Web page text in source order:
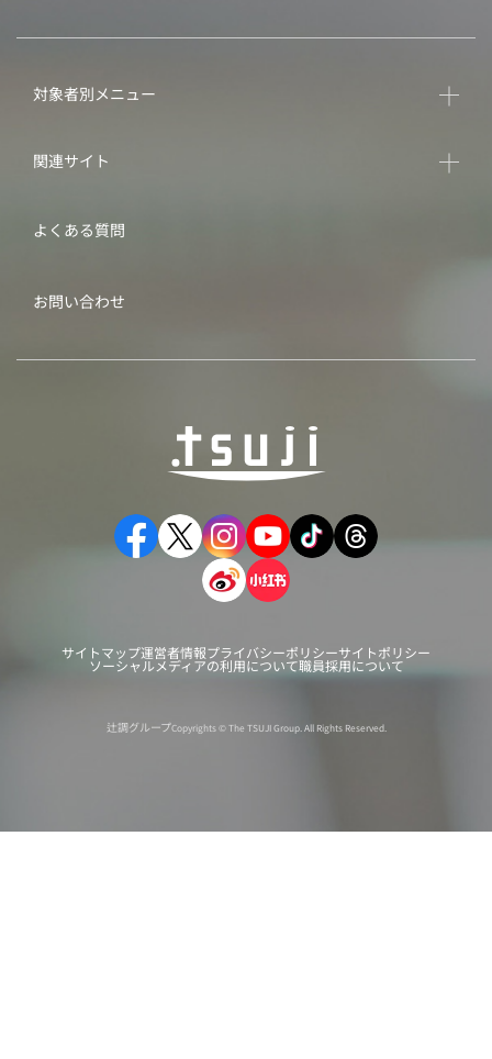
対象者別メニュー
関連サイト
よくある質問
お問い合わせ
サイトマップ運営者情報プライバシーポリシーサイトポリシー
ソーシャルメディアの利用について職員採用について
辻調グループCopyrights © The TSUJI Group. All Rights Reserved.